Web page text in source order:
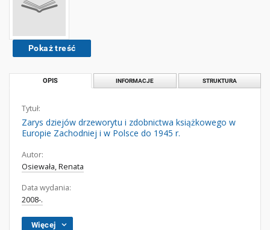
Pokaż treść
OPIS INFORMACJE STRUKTURA
Tytuł:
Zarys dziejów drzeworytu i zdobnictwa książkowego w
Europie Zachodniej i w Polsce do 1945 r.
Autor:
Osiewała, Renata
Data wydania:
2008-.
Więcej